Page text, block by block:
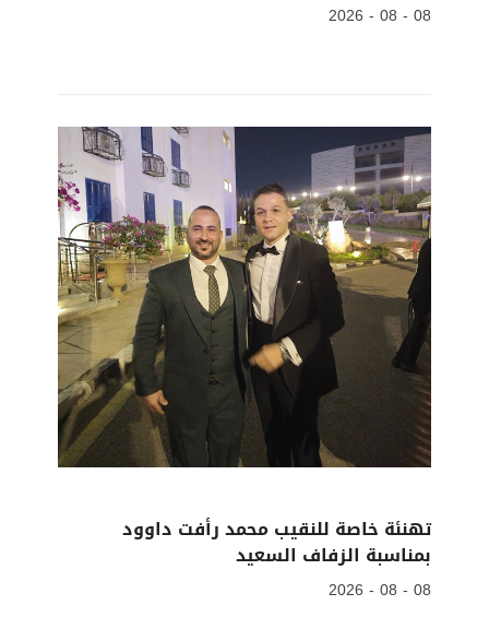
08 - 08 - 2026
تهنئة خاصة للنقيب محمد رأفت داوود
بمناسبة الزفاف السعيد
08 - 08 - 2026